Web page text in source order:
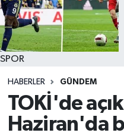
SPOR
HABERLER GÜNDEM
TOKİ'de
Haziran'da